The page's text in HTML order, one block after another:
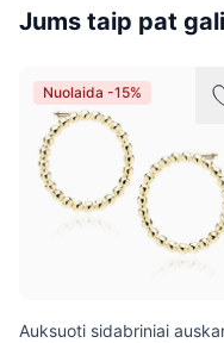
Jums taip pat
Nuolaida -15%
Auksuoti sidabriniai